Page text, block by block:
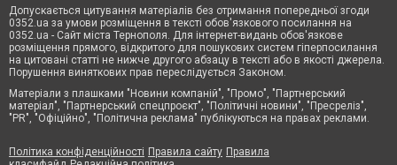
Допускається цитування матеріалів без отримання попередньої згоди
0352.ua за умови розміщення в тексті обов'язкового посилання на
0352.ua - Сайт міста Тернополя. Для інтернет-видань обов'язкове
розміщення прямого, відкритого для пошукових систем гіперпосилання
на цитовані статті не нижче другого абзацу в тексті або в якості джерела.
Порушення виняткових прав переслідується Законом.
Матеріали з плашками "Новини компаній", "Промо", "Партнерський
матеріал", "Партнерський спецпроєкт", "Політичні новини", "Пресреліз",
"PR", "Офіційно", "Політична реклама" публікуються на правах реклами.
Політика конфіденційності Правила сайту Правила